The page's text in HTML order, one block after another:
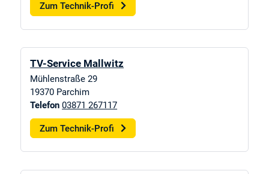
Zum Technik-Profi
TV-Service Mallwitz
Mühlenstraße 29
19370 Parchim
Telefon 03871 267117
Zum Technik-Profi